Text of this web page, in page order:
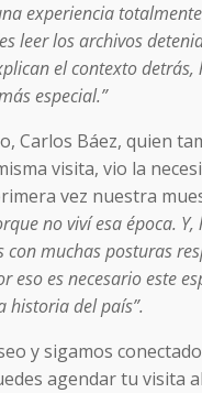
experiencia
leer los archivos
el contexto detrás,
especial.”
Carlos Báez, quien
visita, vio la
vez nuestra
no viví esa época. Y,
con muchas posturas
eso es necesario este
historia del país”.
y sigamos
agendar tu visita